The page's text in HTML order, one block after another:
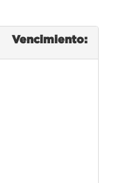
Vencimiento: